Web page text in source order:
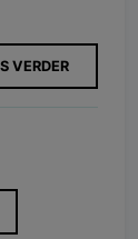
VERDER